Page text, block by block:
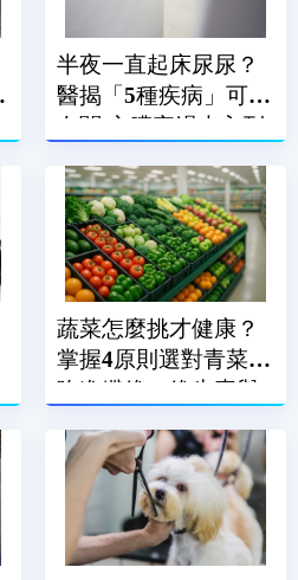
半夜一直起床尿尿？
醫揭「5種疾病」可能
有關 心臟衰竭也入列
蔬菜怎麼挑才健康？
掌握4原則選對青菜
吃進纖維、維生素與